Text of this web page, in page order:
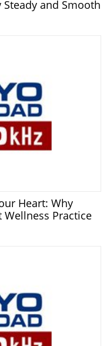
Steady and Smooth
Heart: Why
Wellness Practice